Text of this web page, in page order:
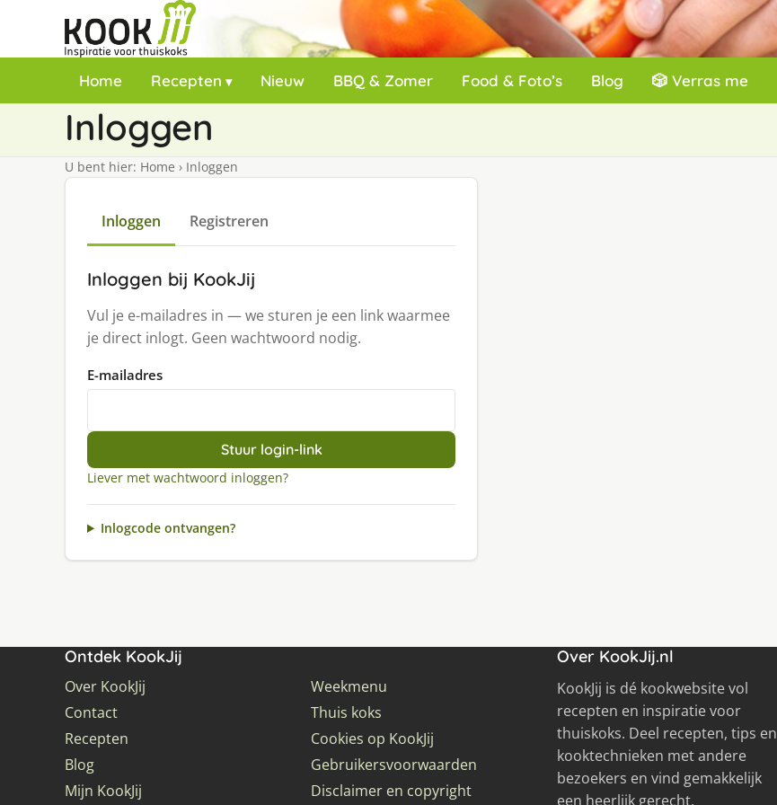
Home Recepten Nieuw BBQ & Zomer Food & Foto’s Blog 🎲 Verras me
Inloggen
U bent hier: Home › Inloggen
Inloggen Registreren
Inloggen bij KookJij
Vul je e-mailadres in — we sturen je een link waarmee
je direct inlogt. Geen wachtwoord nodig.
E-mailadres
Stuur login-link
Liever met wachtwoord inloggen?
Inlogcode ontvangen?
Ontdek KookJij
Over KookJij
Contact
Recepten
Blog
Mijn KookJij
Weekmenu
Thuis koks
Cookies op KookJij
Gebruikersvoorwaarden
Disclaimer en copyright
Over KookJij.nl
KookJij is dé kookwebsite vol
recepten en inspiratie voor
thuiskoks. Deel recepten, tips en
kooktechnieken met andere
bezoekers en vind gemakkelijk
een heerlijk gerecht.